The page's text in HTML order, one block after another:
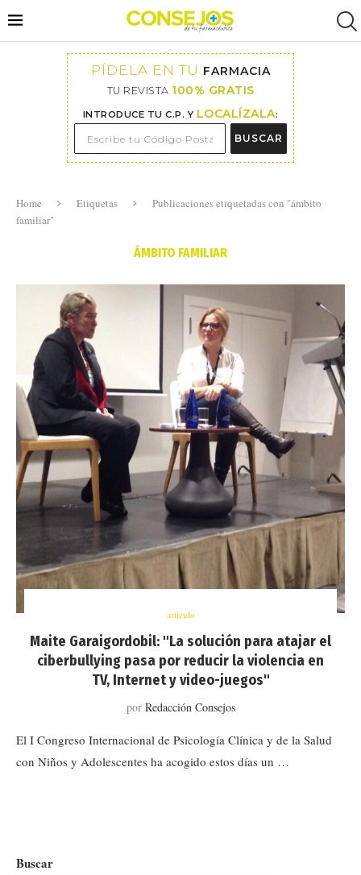
PÍDELA EN TU FARMACIA
TU REVISTA 100% GRATIS
INTRODUCE TU C.P. Y LOCALÍZALA:
BUSCAR
Home Etiquetas
Publicaciones etiquetadas con "ámbito
familiar"
ÁMBITO FAMILIAR
artículo
Maite Garaigordobil: "La solución para atajar el
ciberbullying pasa por reducir la violencia en
TV, Internet y video-juegos"
por Redacción Consejos
El I Congreso Internacional de Psicología Clínica y de la Salud
con Niños y Adolescentes ha acogido estos días un …
Buscar